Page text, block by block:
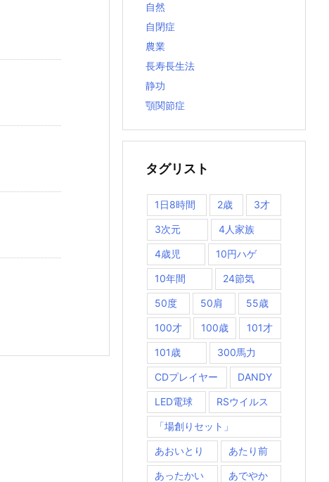
自然
自閉症
農業
長寿長生法
静功
顎関節症
タグリスト
1日8時間 2歳 3才
3次元 4人家族
4歳児 10円ハゲ
10年間 24節気
50度 50肩 55歳
100才 100歳 101才
101歳 300馬力
CDプレイヤー DANDY
LED電球 RSウイルス
「場創りセット」
あおいとり あたり前
あったかい あでやか